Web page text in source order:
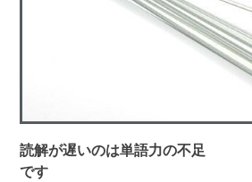
読解が遅いのは単語力の不足
です